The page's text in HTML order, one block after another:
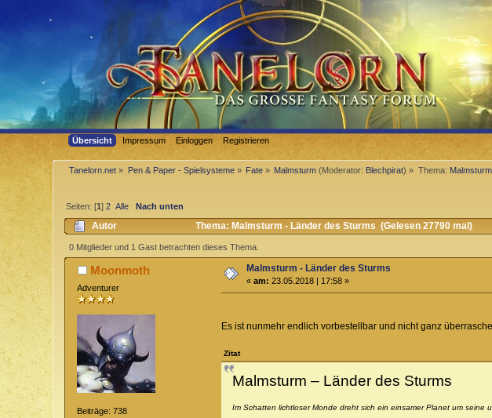
Übersicht Impressum Einloggen Registrieren
Tanelorn.net » Pen & Paper - Spielsysteme» Fate » Malmsturm (Moderator: Blechpirat) » Thema:
Seiten: [1]2 Alle Nach unten
Autor Thema: Malmsturm - Länder des Sturms (Gelesen 27790 mal)
0 Mitglieder und 1 Gast betrachten dieses Thema.
Moonmoth
Adventurer
Beiträge: 738
Malmsturm - Länder des Sturms
«am: 23.05.2018 | 17:58 »
Es ist nunmehr endlich vorbestellbar und nicht ganz
Zitat
Malmsturm – Länder des Sturms
Im Schatten lichtloser Monde dreht sich ein einsamer Planet um seine